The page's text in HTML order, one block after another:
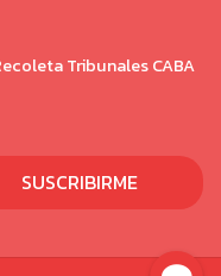
Tribunales CABA
SUSCRIBIRME